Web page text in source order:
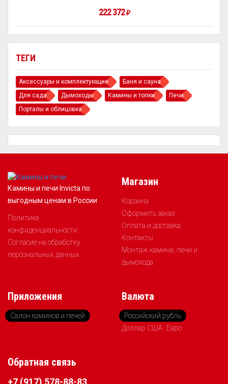
ТЕГИ
Аксессуары и комплектующие
Баня и сауна
Для сада
Дымоходы Камины и топки
Печи
Порталы и облицовка
222 372₽
Камины и печи Invicta по
выгодным ценам в России
Политика
конфиденциальности
Согласие на обработку
персональных данных
Магазин
Корзина
Оформить заказ
Оплата и доставка
Контакты
Монтаж камина, печи и
дымохода
Приложения
Салон каминов и печей
Валюта
Российский рубль
Доллар США Евро
Обратная связь
+7 (917) 578-88-83